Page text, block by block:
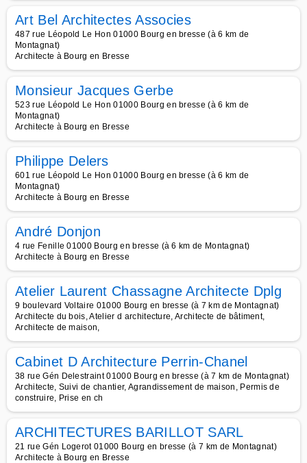
Art Bel Architectes Associes
487 rue Léopold Le Hon 01000 Bourg en bresse (à 6 km de
Montagnat)
Architecte à Bourg en Bresse
Monsieur Jacques Gerbe
523 rue Léopold Le Hon 01000 Bourg en bresse (à 6 km de
Montagnat)
Architecte à Bourg en Bresse
Philippe Delers
601 rue Léopold Le Hon 01000 Bourg en bresse (à 6 km de
Montagnat)
Architecte à Bourg en Bresse
André Donjon
4 rue Fenille 01000 Bourg en bresse (à 6 km de Montagnat)
Architecte à Bourg en Bresse
Atelier Laurent Chassagne Architecte Dplg
9 boulevard Voltaire 01000 Bourg en bresse (à 7 km de Montagnat)
Architecte du bois, Atelier d architecture, Architecte de bâtiment,
Architecte de maison,
Cabinet D Architecture Perrin-Chanel
38 rue Gén Delestraint 01000 Bourg en bresse (à 7 km de Montagnat)
Architecte, Suivi de chantier, Agrandissement de maison, Permis de
construire, Prise en ch
ARCHITECTURES BARILLOT SARL
21 rue Gén Logerot 01000 Bourg en bresse (à 7 km de Montagnat)
Architecte à Bourg en Bresse